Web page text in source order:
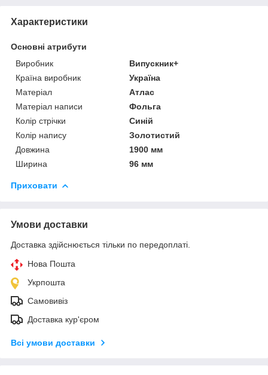
Характеристики
Основні атрибути
Виробник
Випускник+
Країна виробник
Україна
Матеріал
Атлас
Матеріал написи
Фольга
Колір стрічки
Синій
Колір напису
Золотистий
Довжина
1900 мм
Ширина
96 мм
Приховати
Умови доставки
Доставка здійснюється тільки по передоплаті.
Нова Пошта
Укрпошта
Самовивіз
Доставка кур'єром
Всі умови доставки